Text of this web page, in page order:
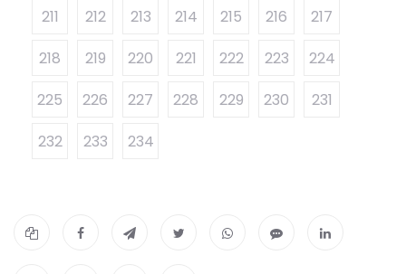
211
212 213 214 215 216
217
218
219 220 221 222 223
224
225
226 227 228 229 230
231
232
233 234